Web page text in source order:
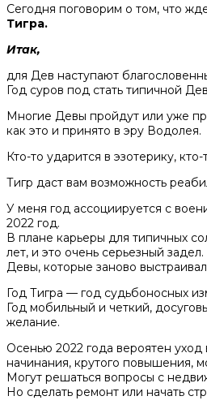
Сегодня поговорим о том, что
Тигра.
Итак,
для Дев наступают
Год суров под стать типичной
Многие Девы пройдут или уже
как это и принято в эру Водолея.
Кто-то ударится в эзотерику,
Тигр даст вам возможность
У меня год ассоциируется с
2022 год.
В плане карьеры для типичных
лет, и это очень серьезный задел.
Девы, которые заново
Год Тигра — год судьбоносных
Год мобильный и четкий,
желание.
Осенью 2022 года вероятен
начинания, крутого повышения,
Могут решаться вопросы с
Но сделать ремонт или начать